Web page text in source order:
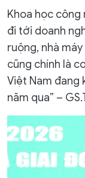
Khoa học công
đi tới doanh
ruộng, nhà
cũng chính là
Việt Nam đang
năm qua” –